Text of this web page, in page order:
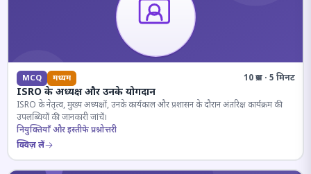
MCQ मध्यम 10 प्रश्न · 5 मिनट
ISRO के अध्यक्ष और उनके योगदान
ISRO के नेतृत्व, मुख्य अध्यक्षों, उनके कार्यकाल और प्रशासन के दौरान अंतरिक्ष कार्यक्रम की
उपलब्धियों की जानकारी जांचें।
नियुक्तियाँ और इस्तीफे प्रश्नोत्तरी
क्विज़ लें